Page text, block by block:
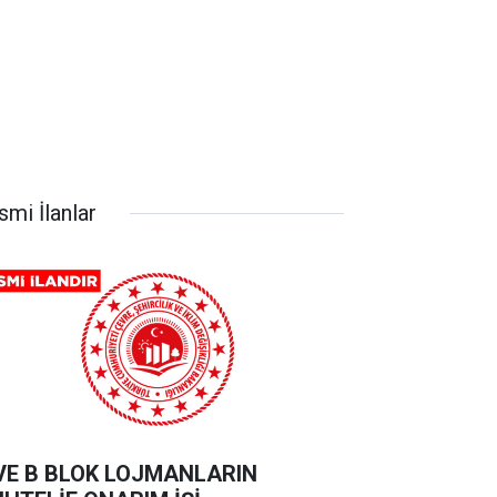
İlanlar
B BLOK LOJMANLARIN